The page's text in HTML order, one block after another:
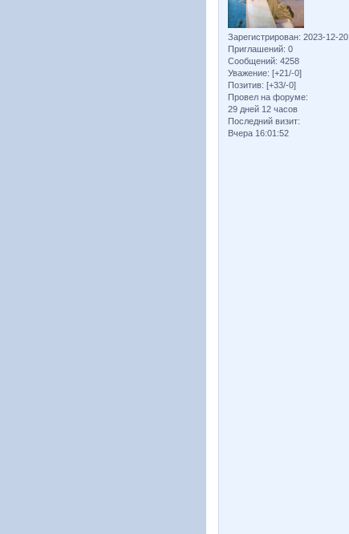
Зарегистрирован: 2023-12-20
Приглашений: 0
Сообщений: 4258
Уважение: [+21/-0]
Позитив: [+33/-0]
Провел на форуме:
29 дней 12 часов
Последний визит:
Вчера 16:01:52